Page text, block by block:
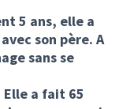
5 ans, elle a
son père. A
sans se
Elle a fait 65